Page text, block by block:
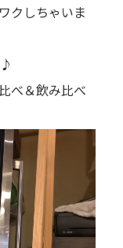
クしちゃいま
べ＆飲み比べ